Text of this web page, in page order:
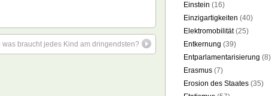
was braucht jedes Kind am dringendsten?
Einstein (16)
Einzigartigkeiten (40)
Elektromobilität(25)
Entkernung (39)
Entparlamentarisierung (8)
Erasmus (7)
Erosion des Staates (35)